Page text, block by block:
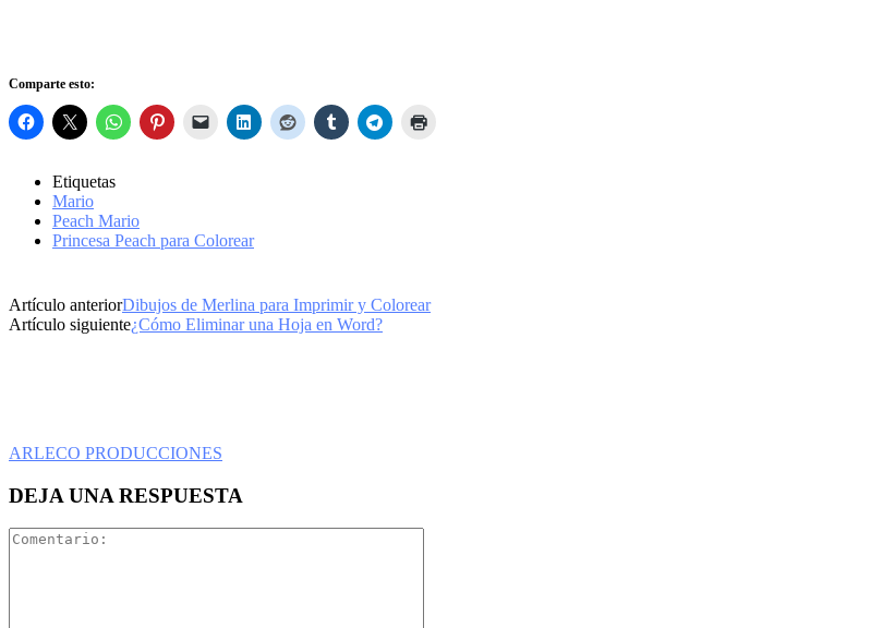
Comparte esto:
Etiquetas
Mario
Peach Mario
Princesa Peach para Colorear
Artículo anteriorDibujos de Merlina para Imprimir y Colorear
Artículo siguiente¿Cómo Eliminar una Hoja en Word?
ARLECO PRODUCCIONES
DEJA UNA RESPUESTA